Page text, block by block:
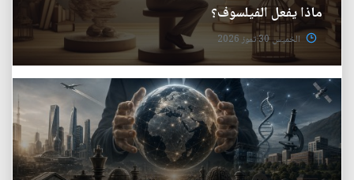
ماذا يفعل الفيلسوف؟
الخميس 30 تموز 2026